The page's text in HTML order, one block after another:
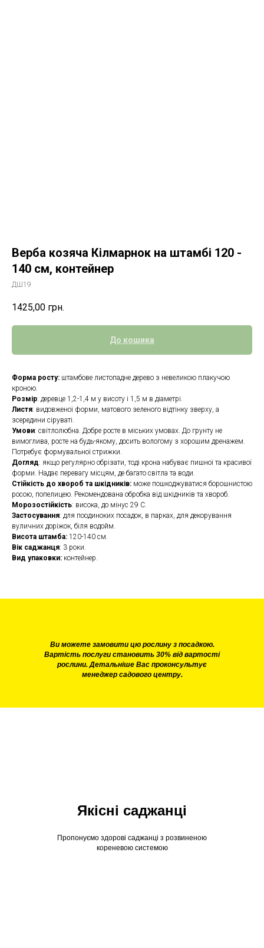
Верба козяча Кілмарнок на штамбі 120 -
140 см, контейнер
ДШ19
1425,00 грн.
До кошика
Форма росту: штамбове листопадне дерево з невеликою плакучою
кроною.
Розмір: деревце 1,2-1,4 м у висоту і 1,5 м в діаметрі.
Листя: видовженої форми, матового зеленого відтінку зверху, а
зсередини сіруваті.
Умови: світлолюбна. Добре росте в міських умовах. До грунту не
вимоглива, росте на будь-якому, досить вологому з хорошим дренажем.
Потребує формувальної стрижки.
Догляд: якщо регулярно обрізати, тоді крона набуває пишної та красивої
форми. Надає перевагу місцям, де багато світла та води.
Стійкість до хвороб та шкідників: може пошкоджуватися борошнистою
росою, попелицею. Рекомендована обробка від шкідників та хвороб.
Морозостійкість: висока, до мінус 29 С.
Застосування: для поодиноких посадок, в парках, для декорування
вуличних доріжок, біля водойм.
Висота штамба: 120-140 см.
Вік саджанця: 3 роки.
Вид упаковки: контейнер.
Ви можете замовити цю рослину з посадкою.
Вартість послуги становить 30% від вартості
рослини. Детальніше Вас проконсультує
менеджер садового центру.
Пропонуємо здорові саджанці з розвиненою
кореневою системою
Якісні саджанці